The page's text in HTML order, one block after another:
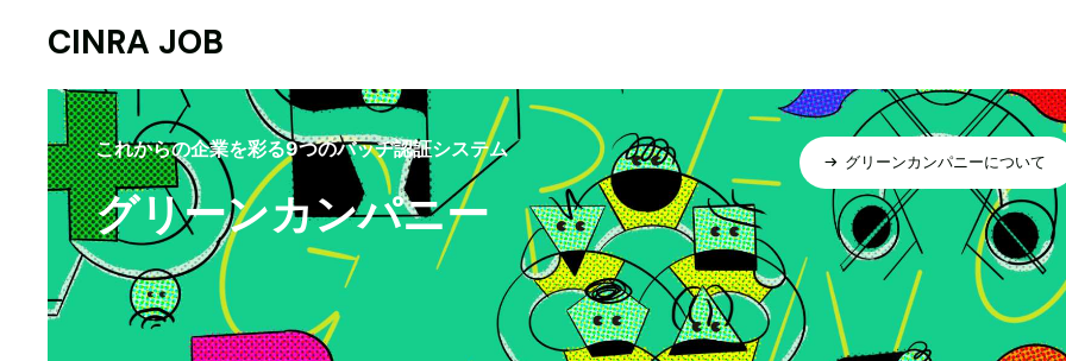
CINRA JOB
これからの企業を彩る9つのバッヂ認証システム
グリーンカンパニー
グリーンカンパニーについて